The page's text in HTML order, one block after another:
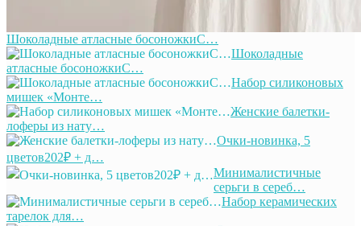
Шоколадные атласные босоножкиС…
Шоколадные
атласные босоножкиС…
Набор силиконовых
мишек «Монте…
Женские балетки-
лоферы из нату…
Очки-новинка, 5
цветов202₽ + д…
Минималистичные
серьги в сереб…
Набор керамических
тарелок для…